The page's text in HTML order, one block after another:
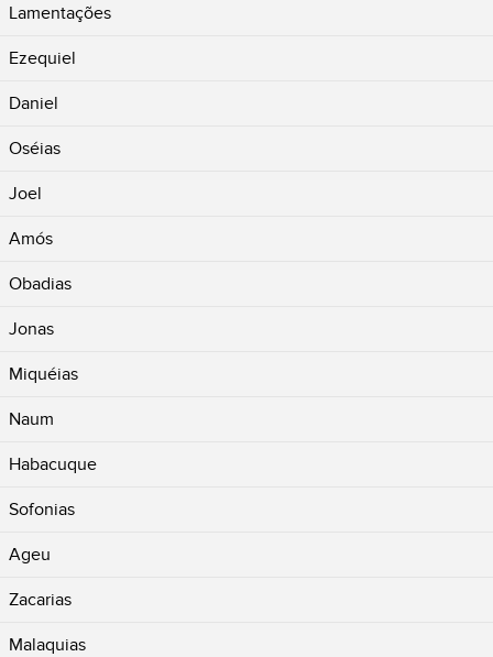
Lamentações
Ezequiel
Daniel
Oséias
Joel
Amós
Obadias
Jonas
Miquéias
Naum
Habacuque
Sofonias
Ageu
Zacarias
Malaquias